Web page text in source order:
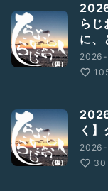
らじ
に、
く
30